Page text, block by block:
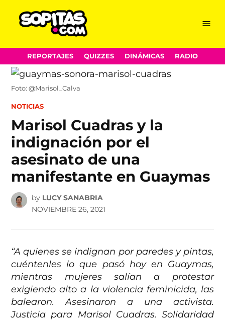
Skip
to
content
Menu
REPORTAJES QUIZZES DINÁMICAS RADIO
Foto: @Marisol_Calva
POSTED
NOTICIAS
Marisol Cuadras y la
indignación por el
asesinato de una
manifestante en Guaymas
by LUCY SANABRIA
NOVIEMBRE 26, 2021
“A quienes se indignan por paredes y pintas,
cuéntenles lo que pasó hoy en Guaymas,
mientras mujeres salían a protestar
exigiendo alto a la violencia feminicida, las
balearon. Asesinaron a una activista.
Justicia para Marisol Cuadras. Solidaridad